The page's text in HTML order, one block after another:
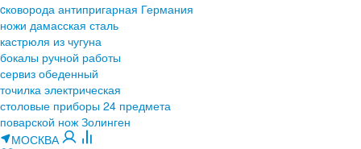
cковорода антипригарная Германия
ножи дамасская сталь
кастрюля из чугуна
бокалы ручной работы
сервиз обеденный
точилка электрическая
столовые приборы 24 предмета
поварской нож Золинген
МОСКВА